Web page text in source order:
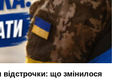
що змінилося